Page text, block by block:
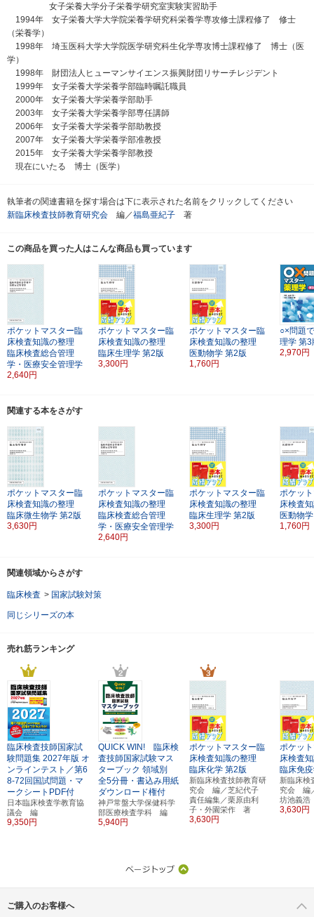
女子栄養大学分子栄養学研究室実験実習助手
1994年 女子栄養大学大学院栄養学研究科栄養学専攻修士課程修了 修士
（栄養学）
1998年 埼玉医科大学大学院医学研究科生化学専攻博士課程修了 博士（医
学）
1998年 財団法人ヒューマンサイエンス振興財団リサーチレジデント
1999年 女子栄養大学栄養学部臨時嘱託職員
2000年 女子栄養大学栄養学部助手
2003年 女子栄養大学栄養学部専任講師
2006年 女子栄養大学栄養学部助教授
2007年 女子栄養大学栄養学部准教授
2015年 女子栄養大学栄養学部教授
現在にいたる 博士（医学）
執筆者の関連書籍を探す場合は下に表示された名前をクリックしてください
新臨床検査技師教育研究会 編／福島亜紀子 著
この商品を買った人はこんな商品も買っています
ポケットマスター臨
床検査知識の整理
臨床検査総合管理
学・医療安全管理学
2,640円
ポケットマスター臨
床検査知識の整理
臨床生理学 第2版
3,300円
ポケットマスター臨
床検査知識の整理
医動物学 第2版
1,760円
○×問題
理学 第3
2,970円
関連する本をさがす
ポケットマスター臨
床検査知識の整理
臨床微生物学 第2版
3,630円
ポケットマスター臨
床検査知識の整理
臨床検査総合管理
学・医療安全管理学
2,640円
ポケットマスター臨
床検査知識の整理
臨床生理学 第2版
3,300円
ポケッ
床検査
医動物学
1,760円
関連領域からさがす
臨床検査 > 国家試験対策
同じシリーズの本
売れ筋ランキング
臨床検査技師国家試
験問題集 2027年版 オ
ンラインテスト／第6
8-72回国試問題・マ
ークシートPDF付
日本臨床検査学教育協
議会 編
9,350円
QUICK WIN! 臨床検
査技師国家試験マス
ターブック 領域別
全5分冊・書込み用紙
ダウンロード権付
神戸常盤大学保健科学
部医療検査学科 編
5,940円
ポケットマスター臨
床検査知識の整理
臨床化学 第2版
新臨床検査技師教育研
究会 編／芝紀代子
責任編集／栗原由利
子・外園栄作 著
3,630円
ポケッ
床検査
臨床免
新臨床検
究会 編
坊池義
3,630円
ご購入のお客様へ